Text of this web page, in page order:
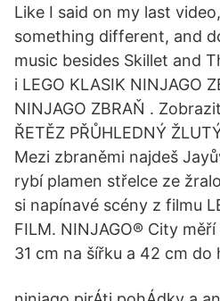
Like I said on my last
something different, and
music besides Skillet and
i LEGO KLASIK NINJAGO
NINJAGO ZBRAŇ .
ŘETĚZ PŘŮHLEDNÝ
Mezi zbraněmi najdeš
rybí plamen střelce ze
si napínavé scény z filmu
FILM. NINJAGO® City
31 cm na šířku a 42 cm do